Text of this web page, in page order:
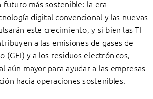
futuro más sostenible: la era
digital convencional y las nuevas
este crecimiento, y si bien las TI
a las emisiones de gases de
(GEI) y a los residuos electrónicos,
aún mayor para ayudar a las empresas
hacia operaciones sostenibles.